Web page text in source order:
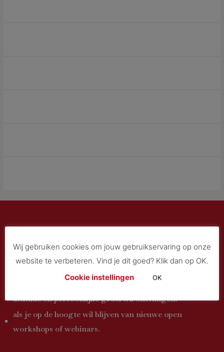
Schrijf je in voor onze
nieuwsbrief
als je graag sterke tips & tricks rond communicatie,
attitude en persoonlijke groei wil ontvangen.
als je op de hoogte wil blijven van nieuwe open
workshops of webinars.
Wij gebruiken cookies om jouw gebruikservaring op onze
website te verbeteren. Vind je dit goed? Klik dan op OK.
Cookie instellingen
OK